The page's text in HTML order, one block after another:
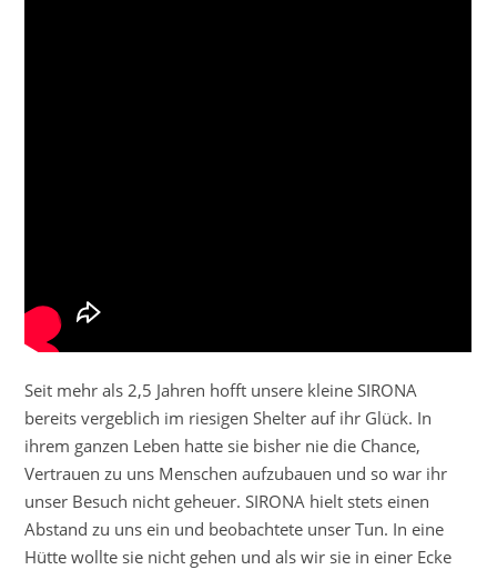
Seit mehr als 2,5 Jahren hofft unsere kleine SIRONA
bereits vergeblich im riesigen Shelter auf ihr Glück. In
ihrem ganzen Leben hatte sie bisher nie die Chance,
Vertrauen zu uns Menschen aufzubauen und so war ihr
unser Besuch nicht geheuer. SIRONA hielt stets einen
Abstand zu uns ein und beobachtete unser Tun. In eine
Hütte wollte sie nicht gehen und als wir sie in einer Ecke